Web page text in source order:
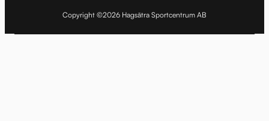
Copyright ©2026 Hagsätra Sportcentrum AB